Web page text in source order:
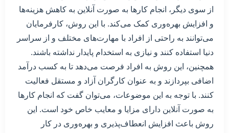
از سوی دیگر، انجام کارها به صورت آنلاین به کاهش هزینه‌ها
و افزایش بهره‌وری کمک می‌کند. با این روش، کارفرمایان
می‌توانند به راحتی از افراد با مهارت‌های مختلف و از سراسر
دنیا استفاده کنند و نیازی به استخدام پایدار نداشته باشند.
همچنین، این روش به افراد فرصت می‌دهد تا به کسب درآمد
اضافی بپردازند و به عنوان کارگران آزاد و مستقل فعالیت
کنند. با توجه به این موضوعات، می‌توان گفت که انجام کارها
به صورت آنلاین دارای مزایا و معایب خاص خود است. این
روش باعث افزایش انعطاف‌پذیری و بهره‌وری در کار